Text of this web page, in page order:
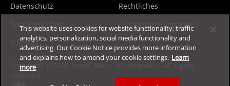
Datenschutz
Rechtliches
Barrierefreiheit
Nutzungsbedingungen
Sitemap
Copyright ©2026 Trend Micro Incorporated. All rights
This website uses cookies for website functionality, traffic
analytics, personalization, social media functionality and
advertising. Our Cookie Notice provides more information
and explains how to amend your cookie settings. Learn
more